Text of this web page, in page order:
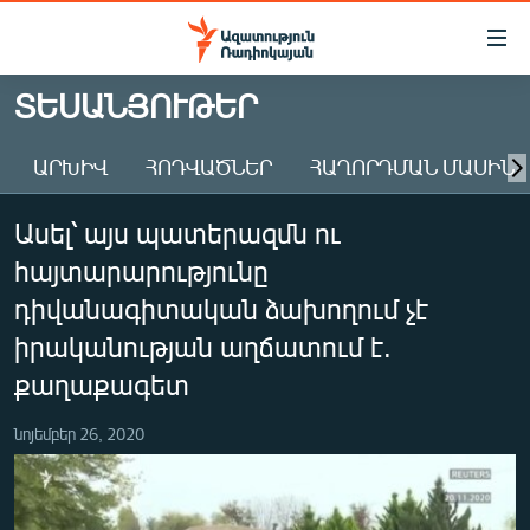
Մատչելիության
Անցնել
հիմնական
Անցնել
հիմնական
մենյուին
Որոնում
ԱԶԱՏՈՒԹՅՈՒՆ TV
ՀԱՅԱՍՏԱՆ
ԸՆՏՐՈՒԹՅՈՒՆՆԵՐ 2026
ԻՐԱՎՈՒՆՔ
ՀԱՍԱՐԱԿՈՒԹՅՈՒՆ
ՏՆՏԵՍՈՒԹՅՈՒՆ
ՊԱՏԵՐԱԶՄԻ 6 ՇԱԲԱԹՆԵՐԸ
ՏԱՐԱԾԱՇՐՋԱՆ
ՏԵՍԱՆՅՈՒԹԵՐ
ԱՐԽԻՎ ՀՈԴՎԱԾՆԵՐ ՀԱՂՈՐԴՄԱՆ ՄԱՍԻՆ
Ասել՝ այս պատերազմն ու
հայտարարությունը
դիվանագիտական ձախողում չէ
իրականության աղճատում է.
քաղաքագետ
նոյեմբեր 26, 2020